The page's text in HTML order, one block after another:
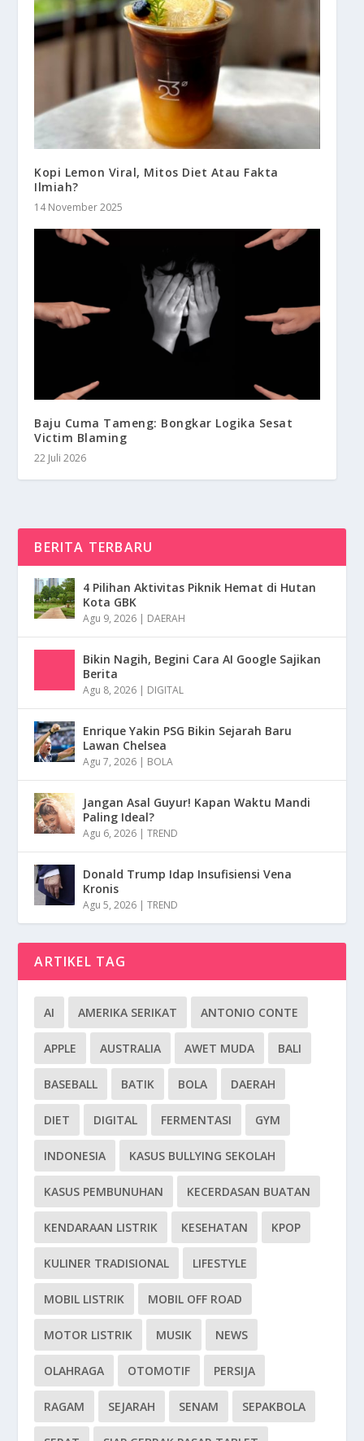
Kopi Lemon Viral, Mitos Diet Atau Fakta
Ilmiah?
14 November 2025
Baju Cuma Tameng: Bongkar Logika Sesat
Victim Blaming
22 Juli 2026
BERITA TERBARU
4 Pilihan Aktivitas Piknik Hemat di Hutan
Kota GBK
Agu 9, 2026 | DAERAH
Bikin Nagih, Begini Cara AI Google Sajikan
Berita
Agu 8, 2026 | DIGITAL
Enrique Yakin PSG Bikin Sejarah Baru
Lawan Chelsea
Agu 7, 2026 | BOLA
Jangan Asal Guyur! Kapan Waktu Mandi
Paling Ideal?
Agu 6, 2026 |TREND
Donald Trump Idap Insufisiensi Vena
Kronis
Agu 5, 2026 |TREND
ARTIKEL TAG
AI AMERIKA SERIKAT ANTONIO CONTE
APPLE AUSTRALIA AWET MUDA BALI
BASEBALL BATIK BOLA DAERAH
DIET DIGITAL FERMENTASI GYM
INDONESIA KASUS BULLYING SEKOLAH
KASUS PEMBUNUHAN KECERDASAN BUATAN
KENDARAAN LISTRIK KESEHATAN KPOP
KULINER TRADISIONAL LIFESTYLE
MOBIL LISTRIK MOBIL OFF ROAD
MOTOR LISTRIK MUSIK NEWS
OLAHRAGA OTOMOTIF PERSIJA
RAGAM SEJARAH SENAM SEPAKBOLA